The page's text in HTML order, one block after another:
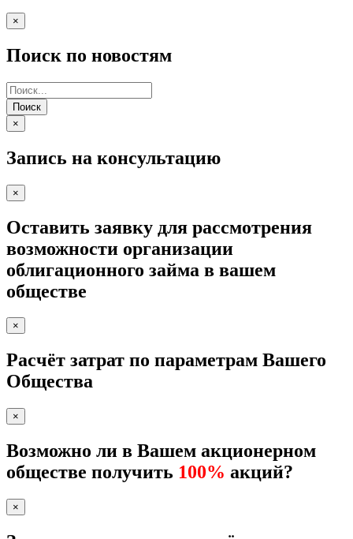
×
Поиск по новостям
Поиск
×
Запись на консультацию
×
Оставить заявку для рассмотрения
возможности организации
облигационного займа в вашем
обществе
×
Расчёт затрат по параметрам Вашего
Общества
×
Возможно ли в Вашем акционерном
обществе получить 100% акций?
×